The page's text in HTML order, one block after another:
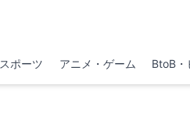
スポーツ アニメ・ゲーム BtoB・